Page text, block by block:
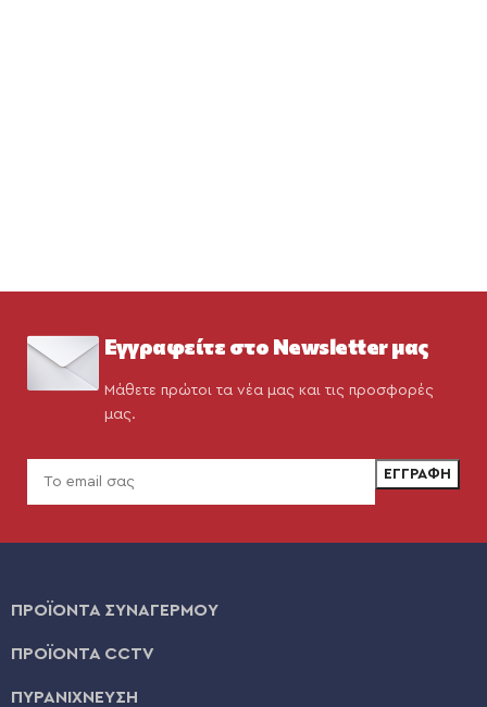
Εγγραφείτε στο Newsletter μας
Μάθετε πρώτοι τα νέα μας και τις προσφορές
μας.
ΠΡΟΪΟΝΤΑ ΣΥΝΑΓΕΡΜΟΥ
ΠΡΟΪΟΝΤΑ CCTV
ΠΥΡΑΝΙΧΝΕΥΣΗ